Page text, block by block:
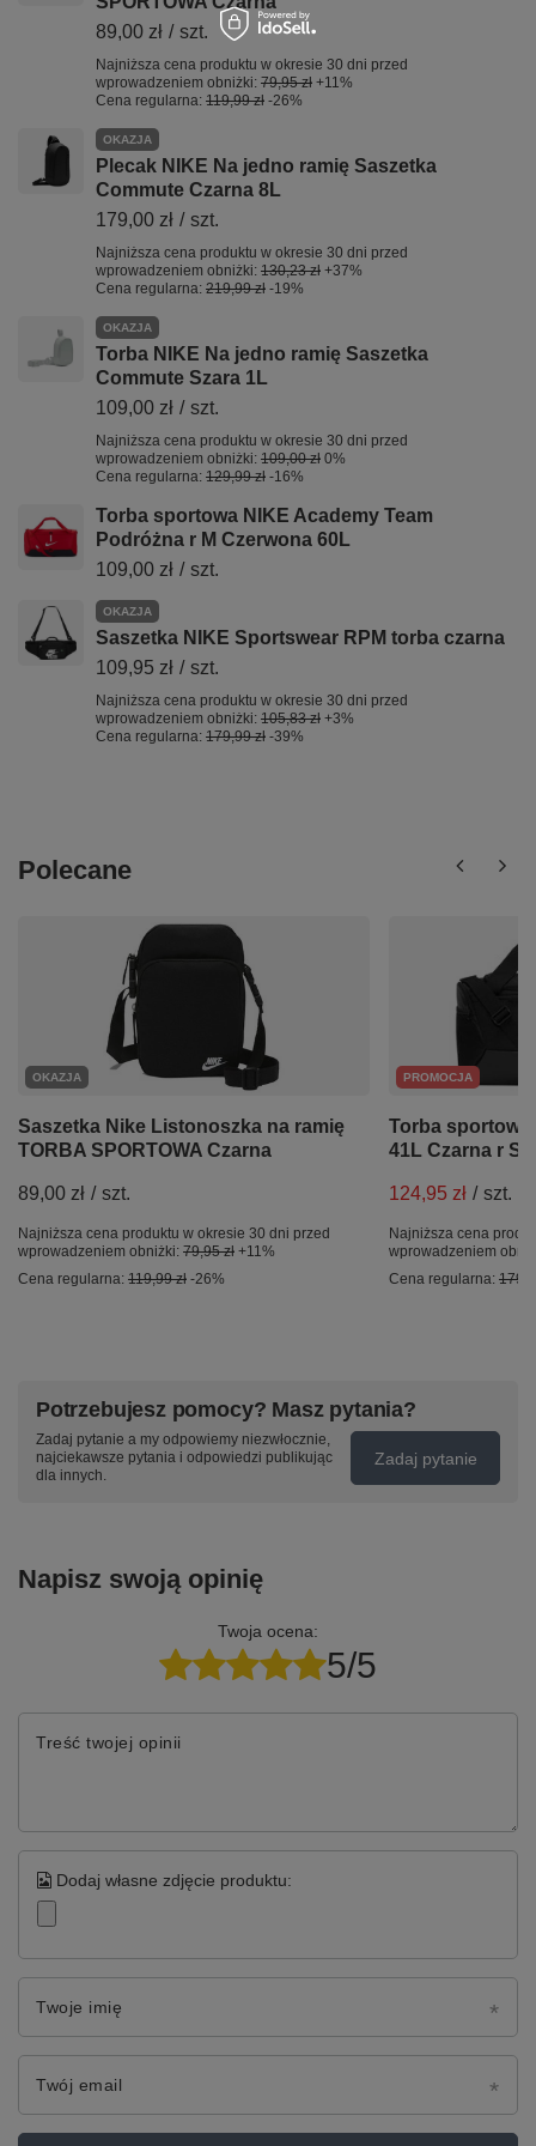
89,00 zł / szt.
Najniższa cena produktu w okresie 30 dni przed
wprowadzeniem obniżki: 79,95 zł +11%
Cena regularna: 119,99 zł -26%
OKAZJA
Plecak NIKE Na jedno ramię Saszetka
Commute Czarna 8L
179,00 zł / szt.
Najniższa cena produktu w okresie 30 dni przed
wprowadzeniem obniżki: 130,23 zł +37%
Cena regularna: 219,99 zł -19%
OKAZJA
Torba NIKE Na jedno ramię Saszetka
Commute Szara 1L
109,00 zł / szt.
Najniższa cena produktu w okresie 30 dni przed
wprowadzeniem obniżki: 109,00 zł 0%
Cena regularna: 129,99 zł -16%
Torba sportowa NIKE Academy Team
Podróżna r M Czerwona 60L
109,00 zł / szt.
OKAZJA
Saszetka NIKE Sportswear RPM torba czarna
109,95 zł / szt.
Najniższa cena produktu w okresie 30 dni przed
wprowadzeniem obniżki: 105,83 zł +3%
Cena regularna: 179,99 zł -39%
Polecane
OKAZJA
Saszetka Nike Listonoszka na ramię
TORBA SPORTOWA Czarna
89,00 zł / szt.
Najniższa cena produktu w okresie 30 dni przed
wprowadzeniem obniżki: 79,95 zł +11%
Cena regularna: 119,99 zł -26%
PROMOCJA
Torba sportowa
41L Czarna r S
124,95 zł / szt.
Najniższa cena
wprowadzeniem
Cena regularna:
Potrzebujesz pomocy? Masz pytania?
Zadaj pytanie a my odpowiemy niezwłocznie,
najciekawsze pytania i odpowiedzi publikując
dla innych.
Zadaj pytanie
Napisz swoją opinię
Twoja ocena:
5/5
Treść twojej opinii
Dodaj własne zdjęcie produktu:
Twoje imię
Twój email